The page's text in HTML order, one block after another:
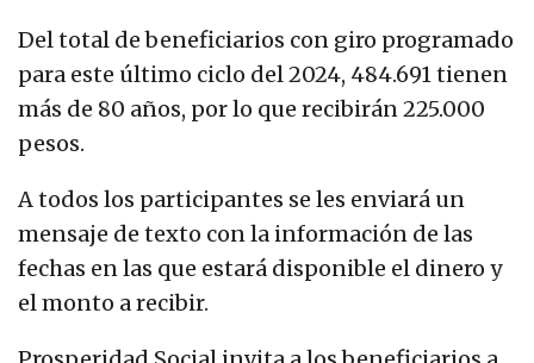
Del total de beneficiarios con giro programado
para este último ciclo del 2024, 484.691 tienen
más de 80 años, por lo que recibirán 225.000
pesos.
A todos los participantes se les enviará un
mensaje de texto con la información de las
fechas en las que estará disponible el dinero y
el monto a recibir.